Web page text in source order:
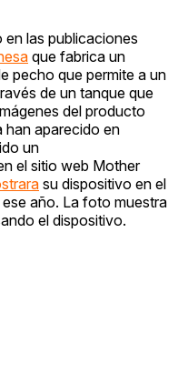
las publicaciones
que fabrica un
pecho que permite a un
de un tanque que
del producto
han aparecido en
un
el sitio web Mother
su dispositivo en el
año. La foto muestra
el dispositivo.